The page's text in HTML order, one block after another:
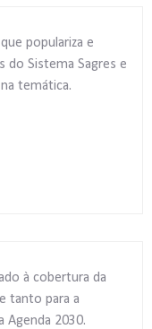
populariza e
do Sistema Sagres e
temática.
à cobertura da
tanto para a
Agenda 2030.